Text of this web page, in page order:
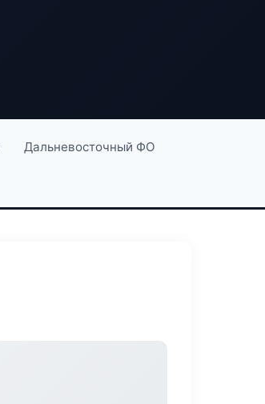
Дальневосточный ФО